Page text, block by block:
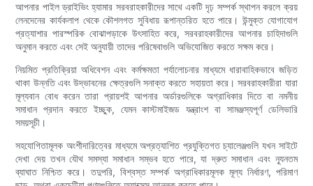
আপনার পাইল ড্রাইভিং হ্যামার সরবরাহকারীদের সাথে একটি দৃঢ় সম্পর্ক স্থাপন করলে ক্রয়
লেনদেনের কার্যকলাপ থেকে কৌশলগত সুবিধায় রূপান্তরিত হতে পারে। উন্মুক্ত যোগাযোগ
প্রত্যাশার পারস্পরিক বোঝাপড়াকে উৎসাহিত করে, সরবরাহকারীদের আপনার চাহিদাগুলি
অনুমান করতে এবং সেই অনুযায়ী তাদের পরিষেবাগুলি অভিযোজিত করতে সক্ষম করে।
নিয়মিত প্রতিক্রিয়া অধিবেশন এবং কর্মক্ষমতা পর্যালোচনার মাধ্যমে ধারাবাহিকভাবে জড়িত
থাকা উন্নতি এবং উদ্ভাবনের ক্ষেত্রগুলি সনাক্ত করতে সহায়তা করে। সরবরাহকারীরা যারা
মূল্যবান বোধ করেন তারা প্রায়শই আপনার অর্ডারগুলিকে অগ্রাধিকার দিতে বা নমনীয়
সমাধান প্রদান করতে ইচ্ছুক, যেমন কাস্টমাইজড যন্ত্রাংশ বা সামঞ্জস্যপূর্ণ ডেলিভারি
সময়সূচী।
সহযোগিতামূলক অংশীদারিত্বের মাধ্যমে অপ্রত্যাশিত প্রযুক্তিগত চ্যালেঞ্জগুলি যখন সাইটে
দেখা দেয় তখন যৌথ সমস্যা সমাধান সম্ভব হতে পারে, যা দ্রুত সমাধান এবং ন্যূনতম
ব্যাঘাত নিশ্চিত করে। তদুপরি, বিশ্বস্ত সম্পর্ক অগ্রাধিকারমূলক মূল্য নির্ধারণ, পরিমাণ